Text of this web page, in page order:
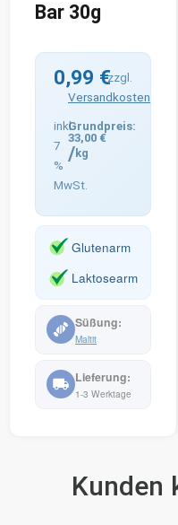
Bar 30g
0,99 €
inkl.
7
%
MwSt.
zzgl.
Versandkosten
33,00 €
/kg
Glutenarm
Laktosearm
Maltit
1-3 Werktage
Kunden